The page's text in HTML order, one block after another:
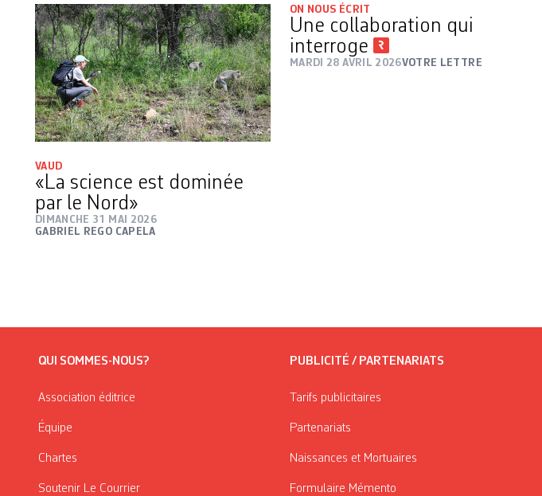
VAUD
«La science est dominée
par le Nord»
DIMANCHE 31 MAI 2026
GABRIEL REGO CAPELA
ON NOUS ÉCRIT
Une collaboration qui
interroge
MARDI 28 AVRIL 2026VOTRE LETTRE
QUI SOMMES-NOUS?
Association éditrice
Équipe
Chartes
Soutenir Le Courrier
PUBLICITÉ / PARTENARIATS
Tarifs publicitaires
Partenariats
Naissances et Mortuaires
Formulaire Mémento